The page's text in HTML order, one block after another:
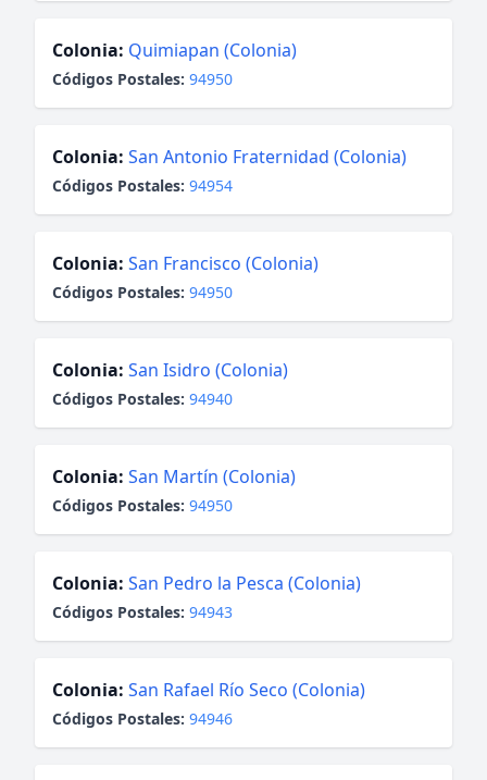
Colonia: Quimiapan (Colonia)
Códigos Postales: 94950
Colonia: San Antonio Fraternidad (Colonia)
Códigos Postales: 94954
Colonia: San Francisco (Colonia)
Códigos Postales: 94950
Colonia: San Isidro (Colonia)
Códigos Postales: 94940
Colonia: San Martín (Colonia)
Códigos Postales: 94950
Colonia: San Pedro la Pesca (Colonia)
Códigos Postales: 94943
Colonia: San Rafael Río Seco (Colonia)
Códigos Postales: 94946